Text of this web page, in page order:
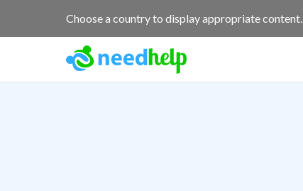
Choose a country to display appropriate content.